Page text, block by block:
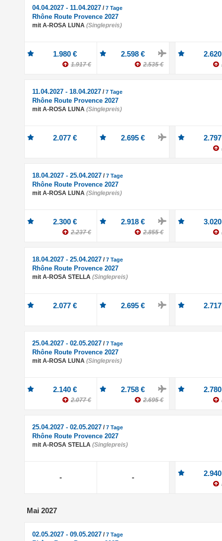
04.04.2027 - 11.04.2027 /7 Tage
Rhône Route Provence 2027
mit A-ROSA LUNA (Singlepreis)
1.980 €
1.917 €
2.598 €
2.535 €
11.04.2027 - 18.04.2027 /7 Tage
Rhône Route Provence 2027
mit A-ROSA LUNA (Singlepreis)
2.077 € 2.695 €
18.04.2027 - 25.04.2027 /7 Tage
Rhône Route Provence 2027
mit A-ROSA LUNA (Singlepreis)
2.300 €
2.237 €
2.918 €
2.855 €
18.04.2027 - 25.04.2027 /7 Tage
Rhône Route Provence 2027
mit A-ROSA STELLA (Singlepreis)
2.077 € 2.695 €
25.04.2027 - 02.05.2027 /7 Tage
Rhône Route Provence 2027
mit A-ROSA LUNA (Singlepreis)
2.140 €
2.077 €
2.758 €
2.695 €
25.04.2027 - 02.05.2027 /7 Tage
Rhône Route Provence 2027
mit A-ROSA STELLA (Singlepreis)
- -
Mai 2027
02.05.2027 - 09.05.2027 /7 Tage